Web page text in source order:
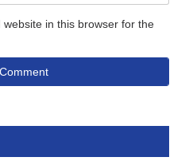
in this browser for the